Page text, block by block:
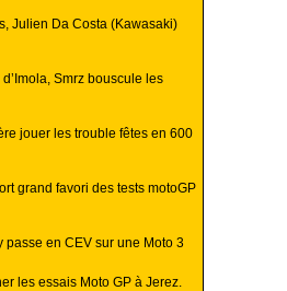
Julien Da Costa (Kawasaki)
Smrz bouscule les
jouer les trouble fêtes en 600
grand favori des tests motoGP
passe en CEV sur une Moto 3
les essais Moto GP à Jerez.